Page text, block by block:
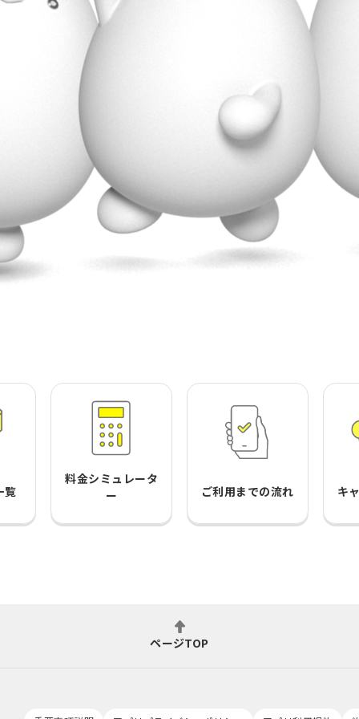
覧
料金シミュレータ
ー
ご利用までの流れ キ
ページTOP